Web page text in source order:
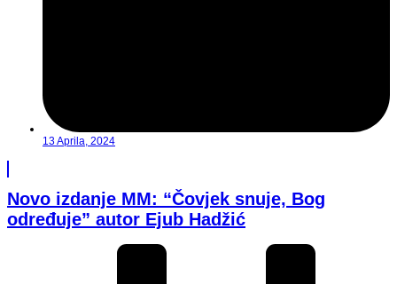
13 Aprila, 2024
Novo izdanje MM: “Čovjek snuje, Bog
određuje” autor Ejub Hadžić